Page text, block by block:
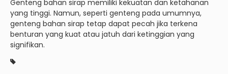
Genteng bahan sirap memiliki kekuatan dan ketahanan
yang tinggi. Namun, seperti genteng pada umumnya,
genteng bahan sirap tetap dapat pecah jika terkena
benturan yang kuat atau jatuh dari ketinggian yang
signifikan.